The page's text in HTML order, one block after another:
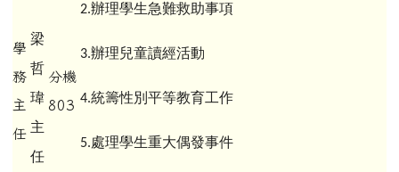
學
務
主
任
梁
哲
瑋
主
任
分機
803
2.辦理學生急難救助事項
3.辦理兒童讀經活動
4.統籌性別平等教育工作
5.處理學生重大偶發事件